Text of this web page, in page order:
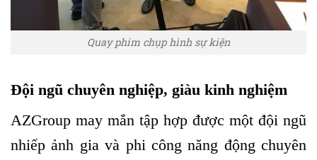
Quay phim chụp hình sự kiện
Đội ngũ chuyên nghiệp, giàu kinh nghiệm
AZGroup may mắn tập hợp được một đội ngũ
nhiếp ảnh gia và phi công năng động chuyên